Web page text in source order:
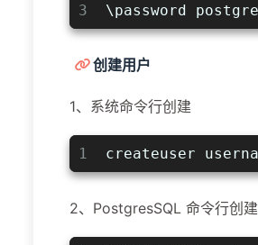
3
\password
创建用户
1、系统命令行创建
1 createuser
2、PostgresSQL 命令行创建